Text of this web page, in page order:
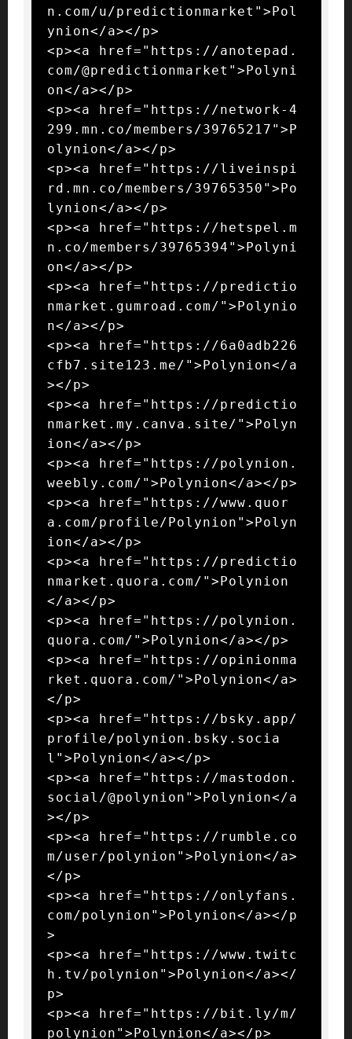
n.com/u/predictionmarket">Pol
ynion</a></p>
<p><a href="https://anotepad.
com/@predictionmarket">Polyni
on</a></p>
<p><a href="https://network-4
299.mn.co/members/39765217">P
olynion</a></p>
<p><a href="https://liveinspi
rd.mn.co/members/39765350">Po
lynion</a></p>
<p><a href="https://hetspel.m
n.co/members/39765394">Polyni
on</a></p>
<p><a href="https://predictio
nmarket.gumroad.com/">Polynio
n</a></p>
<p><a href="https://6a0adb226
cfb7.site123.me/">Polynion</a
></p>
<p><a href="https://predictio
nmarket.my.canva.site/">Polyn
ion</a></p>
<p><a href="https://polynion.
weebly.com/">Polynion</a></p>
<p><a href="https://www.quor
a.com/profile/Polynion">Polyn
ion</a></p>
<p><a href="https://predictio
nmarket.quora.com/">Polynion
</a></p>
<p><a href="https://polynion.
quora.com/">Polynion</a></p>
<p><a href="https://opinionma
rket.quora.com/">Polynion</a>
</p>
<p><a href="https://bsky.app/
profile/polynion.bsky.socia
l">Polynion</a></p>
<p><a href="https://mastodon.
social/@polynion">Polynion</a
></p>
<p><a href="https://rumble.co
m/user/polynion">Polynion</a>
</p>
<p><a href="https://onlyfans.
com/polynion">Polynion</a></p
>
<p><a href="https://www.twitc
h.tv/polynion">Polynion</a></
p>
<p><a href="https://bit.ly/m/
polynion">Polynion</a></p>